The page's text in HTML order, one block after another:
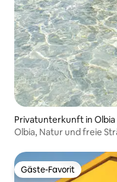
Privatunterkunft in Olbia
Olbia, Natur und freie
Gäste-Favorit
Gäste-Favorit